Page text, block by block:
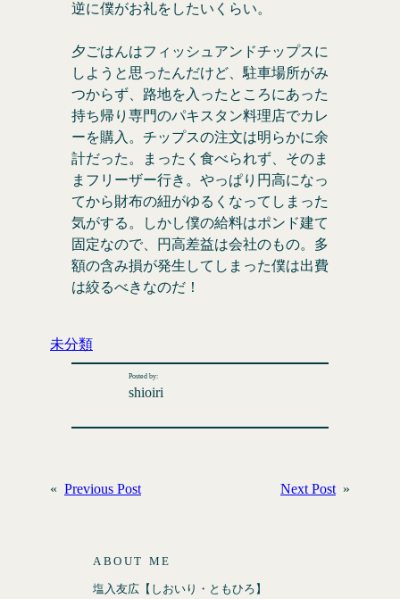
逆に僕がお礼をしたいくらい。
夕ごはんはフィッシュアンドチップスに
しようと思ったんだけど、駐車場所がみ
つからず、路地を入ったところにあった
持ち帰り専門のパキスタン料理店でカレ
ーを購入。チップスの注文は明らかに余
計だった。まったく食べられず、そのま
まフリーザー行き。やっぱり円高になっ
てから財布の紐がゆるくなってしまった
気がする。しかし僕の給料はポンド建て
固定なので、円高差益は会社のもの。多
額の含み損が発生してしまった僕は出費
は絞るべきなのだ！
未分類
Posted by:
shioiri
« Previous Post Next Post »
ABOUT ME
塩入友広【しおいり・ともひろ】